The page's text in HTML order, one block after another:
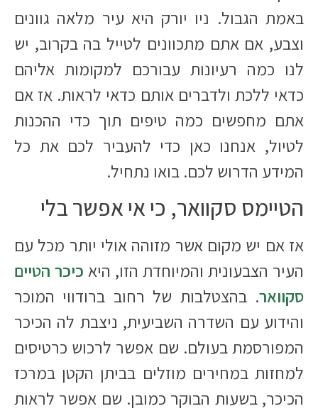
באמת הגבול. ניו יורק היא עיר מלאה גוונים
וצבע, אם אתם מתכוונים לטייל בה בקרוב, יש
לנו כמה רעיונות עבורכם למקומות אליהם
כדאי ללכת ולדברים אותם כדאי לראות. אז אם
אתם מחפשים כמה טיפים תוך כדי ההכנות
לטיול, אנחנו כאן כדי להעביר לכם את כל
המידע הדרוש לכם. בואו נתחיל.
הטיימס סקוואר, כי אי אפשר בלי
אז אם יש מקום אשר מזוהה אולי יותר מכל עם
העיר הצבעונית והמיוחדת הזו, היא כיכר הטיים
סקוואר. בהצטלבות של רחוב ברודווי המוכר
והידוע עם השדרה השביעית, ניצבת לה הכיכר
המפורסמת בעולם. שם אפשר לרכוש כרטיסים
למחזות במחירים מוזלים בביתן הקטן במרכז
הכיכר, בשעות הבוקר כמובן. שם אפשר לראות